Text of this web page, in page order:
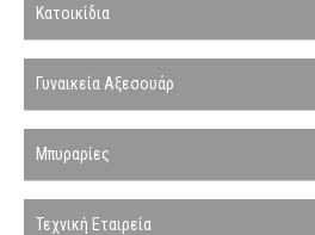
Κατοικίδια
Γυναικεία Αξεσουάρ
Μπυραρίες
Τεχνική Εταιρεία